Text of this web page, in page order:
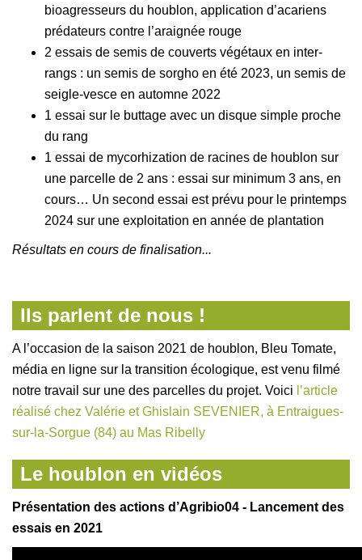
bioagresseurs du houblon, application d’acariens
prédateurs contre l’araignée rouge
2 essais de semis de couverts végétaux en inter-
rangs : un semis de sorgho en été 2023, un semis de
seigle-vesce en automne 2022
1 essai sur le buttage avec un disque simple proche
du rang
1 essai de mycorhization de racines de houblon sur
une parcelle de 2 ans : essai sur minimum 3 ans, en
cours… Un second essai est prévu pour le printemps
2024 sur une exploitation en année de plantation
Résultats en cours de finalisation...
Ils parlent de nous !
A l’occasion de la saison 2021 de houblon, Bleu Tomate,
média en ligne sur la transition écologique, est venu filmé
notre travail sur une des parcelles du projet. Voici l’article
réalisé chez Valérie et Ghislain SEVENIER, à Entraigues-
sur-la-Sorgue (84) au Mas Ribelly
Le houblon en vidéos
Présentation des actions d’Agribio04 - Lancement des
essais en 2021